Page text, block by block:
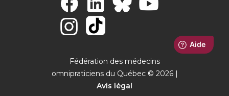
Fédération des médecins
omnipraticiens du Québec © 2026 |
Avis légal